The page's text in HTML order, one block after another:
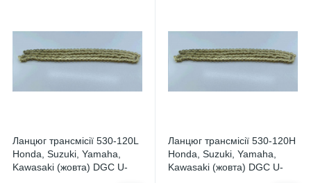
Ланцюг трансмісії 530-120L
Honda, Suzuki, Yamaha,
Kawasaki (жовта) DGC U-
Ланцюг трансмісії 530-120H
Honda, Suzuki, Yamaha,
Kawasaki (жовта) DGC U-